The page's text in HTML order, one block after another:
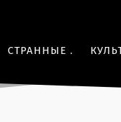
СТРАННЫЕ